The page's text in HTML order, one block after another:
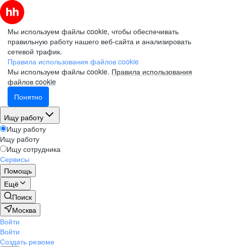
Мы используем файлы cookie, чтобы обеспечивать
правильную работу нашего веб-сайта и анализировать
сетевой трафик.
Правила использования файлов cookie
Мы используем файлы cookie. Правила использования
файлов cookie
Понятно
Ищу работу
Ищу работу
Ищу работу
Ищу сотрудника
Сервисы
Помощь
Ещё
Поиск
Москва
Войти
Войти
Создать резюме